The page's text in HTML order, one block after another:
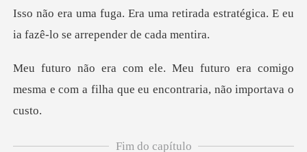
Isso não era uma fuga. Era uma retirada estraté
o era comigo
mesma e com a filha que
Fim do capítulo